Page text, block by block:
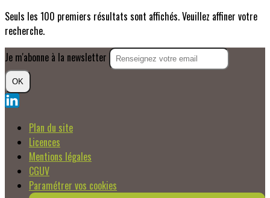
Seuls les 100 premiers résultats sont affichés. Veuillez affiner votre
recherche.
Je m'abonne à la newsletter
OK
Plan du site
Licences
Mentions légales
CGUV
Paramétrer vos cookies